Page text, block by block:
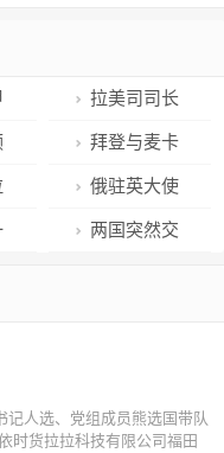
拉美司司长
蔡伟出席加勒
比驻华使团文
化活动
拜登与麦卡
锡就提高债务
上限“原则上达
俄驻英大使
称已准备好与
两国突然交
记人选、党组成员熊选国带队
时货拉拉科技有限公司福田